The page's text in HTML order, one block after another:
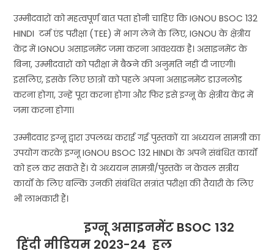
उम्मीदवारों को महत्वपूर्ण बात पता होनी चाहिए कि IGNOU BSOC 132
HINDI टर्म एंड परीक्षा (TEE) में भाग लेने के लिए, IGNOU के क्षेत्रीय
केंद्र में IGNOU असाइनमेंट जमा करना आवश्यक है। असाइनमेंट के
बिना, उम्मीदवारों को परीक्षा में बैठने की अनुमति नहीं दी जाएगी।
इसलिए, इसके लिए छात्रों को पहले अपना असाइनमेंट डाउनलोड
करना होगा, उन्हें पूरा करना होगा और फिर इसे इग्नू के क्षेत्रीय केंद्र में
जमा करना होगा।
उम्मीदवार इग्नू द्वारा उपलब्ध कराई गई पुस्तकों या अध्ययन सामग्री का
उपयोग करके इग्नू IGNOU BSOC 132 HINDI के अपने संबंधित कार्यों
को हल कर सकते हैं। ये अध्ययन सामग्री/पुस्तकें न केवल सत्रीय
कार्यों के लिए बल्कि उनकी संबंधित सत्रांत परीक्षा की तैयारी के लिए
भी लाभकारी हैं।
इग्नू असाइनमेंट BSOC 132
हिंदी मीडियम 2023-24 हल